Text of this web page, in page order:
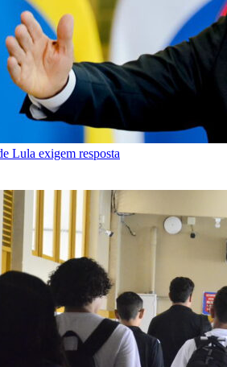
Lula exigem resposta